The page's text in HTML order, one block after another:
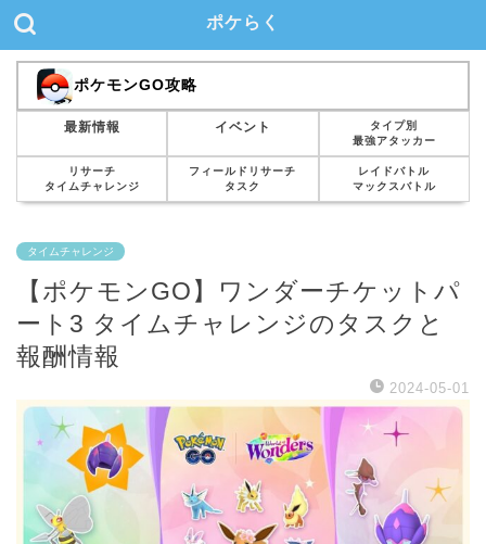
ポケらく
ポケモンGO攻略
最新情報 イベント
タイプ別
最強アタッカー
リサーチ
タイムチャレンジ
フィールドリサーチ
タスク
レイドバトル
マックスバトル
タイムチャレンジ
【ポケモンGO】ワンダーチケットパ
ート3 タイムチャレンジのタスクと
報酬情報
2024-05-01